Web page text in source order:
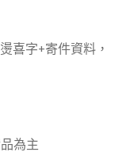
喜字+寄件資料，
為主